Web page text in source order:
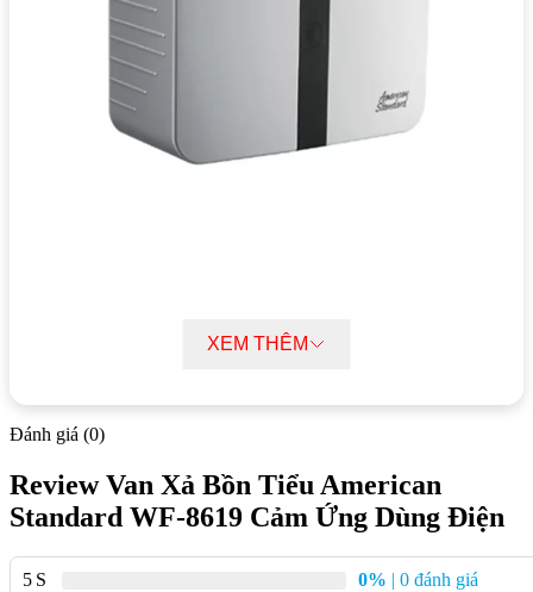
Thông số kĩ thuật Van Xả Bồn Tiểu American Standard WF-8619
Đặc điểm nổi bật Van Xả Bồn Tiểu American Standard WF-8619
Cảm Ứng Dùng Điện
Thông số kĩ thuật Van Xả Bồn Tiểu
American Standard WF-8619 Cảm Ứng
Dùng Điện
XEM THÊM
Đánh giá (0)
Review Van Xả Bồn Tiểu American
Standard WF-8619 Cảm Ứng Dùng Điện
5 0% | 0 đánh giá